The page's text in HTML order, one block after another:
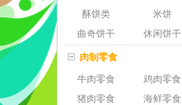
酥饼类
米饼
曲奇饼干
休闲饼干
肉制零食
牛肉零食
鸡肉零食
猪肉零食
海鲜零食